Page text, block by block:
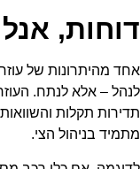
דוחות,
אחד מהיתרונות של
לנהל – אלא לנתח.
תדירות תקלות
מתמיד בניהול הצי.